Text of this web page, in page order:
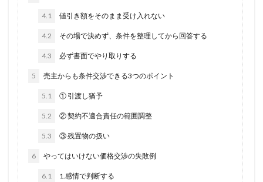
4.1 値引き額をそのまま受け入れない
4.2 その場で決めず、条件を整理してから回答する
4.3 必ず書面でやり取りする
5 売主からも条件交渉できる3つのポイント
5.1 ① 引渡し猶予
5.2 ② 契約不適合責任の範囲調整
5.3 ③ 残置物の扱い
6 やってはいけない価格交渉の失敗例
6.1 1.感情で判断する